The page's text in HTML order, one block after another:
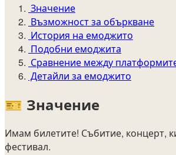
Значение
Възможност за объркване
История на емоджито
Подобни емоджита
Сравнение между
Детайли за емоджито
🎫 Значение
Имам билетите! Събитие, концерт,
фестивал.